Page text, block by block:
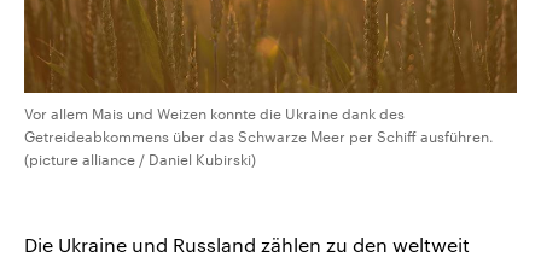
Vor allem Mais und Weizen konnte die Ukraine dank des
Getreideabkommens über das Schwarze Meer per Schiff ausführen.
(picture alliance / Daniel Kubirski)
Die Ukraine und Russland zählen zu den weltweit